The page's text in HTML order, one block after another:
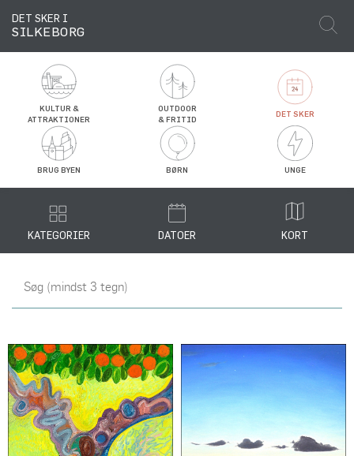
DET SKER I
SILKEBORG
KULTUR &
ATTRAKTIONER
OUTDOOR
& FRITID
DET SKER
BRUG BYEN BØRN UNGE
KATEGORIER DATOER KORT